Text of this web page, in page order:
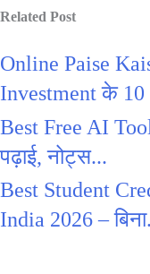
Related Post
Online Paise
Investment के 10
Best Free AI
पढ़ाई, नोट्स...
Best Student
India 2026 –